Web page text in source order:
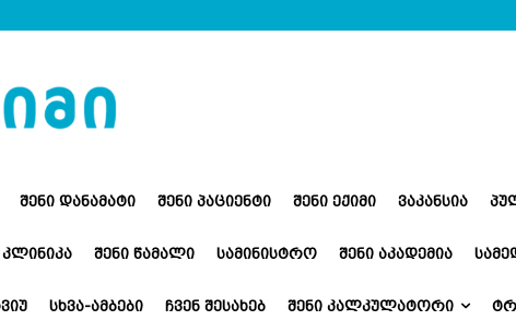
ᲨᲔᲜᲘ ᲓᲐᲜᲐᲛᲐᲢᲘ ᲨᲔᲜᲘ ᲞᲐᲪᲘᲔᲜᲢᲘ ᲨᲔᲜᲘ ᲔᲥᲘᲛᲘ ᲕᲐᲙᲐᲜᲡᲘᲐ
ᲙᲚᲘᲜᲘᲙᲐ ᲨᲔᲜᲘ ᲬᲐᲛᲐᲚᲘ ᲡᲐᲛᲘᲜᲘᲡᲢᲠᲝ ᲨᲔᲜᲘ ᲐᲙᲐᲓᲔᲛᲘᲐ
ᲡᲮᲕᲐ-ᲐᲛᲑᲔᲑᲘ ᲩᲕᲔᲜ ᲨᲔᲡᲐᲮᲔᲑ ᲨᲔᲜᲘ ᲙᲐᲚᲙᲣᲚᲐᲢᲝᲠᲘ